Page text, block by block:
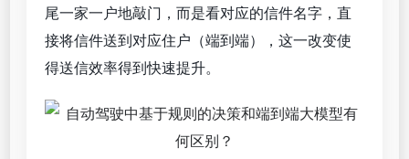
尾一家一户地敲门，而是看对应的信件名字，直
接将信件送到对应住户（端到端），这一改变使
得送信效率得到快速提升。